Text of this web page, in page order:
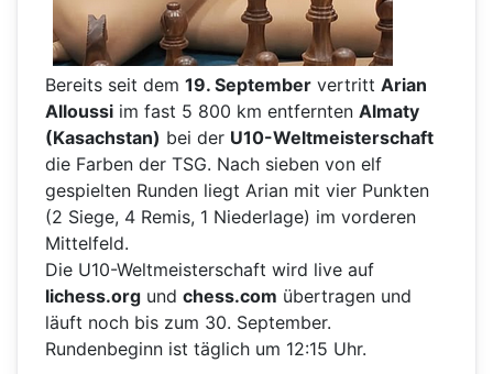
Bereits seit dem 19. September vertritt Arian
Alloussi im fast 5 800 km entfernten Almaty
(Kasachstan) bei der U10-Weltmeisterschaft
die Farben der TSG. Nach sieben von elf
gespielten Runden liegt Arian mit vier Punkten
(2 Siege, 4 Remis, 1 Niederlage) im vorderen
Mittelfeld.
Die U10-Weltmeisterschaft wird live auf
lichess.org und chess.com übertragen und
läuft noch bis zum 30. September.
Rundenbeginn ist täglich um 12:15 Uhr.